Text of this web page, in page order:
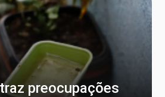
preocupações